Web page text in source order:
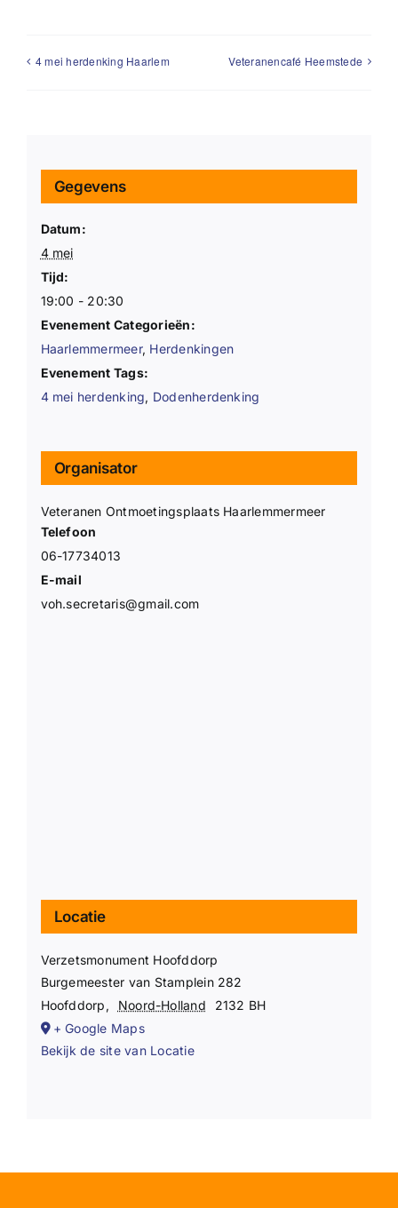
4 mei herdenking Haarlem Veteranencafé Heemstede
Gegevens
Datum:
4 mei
Tijd:
19:00 - 20:30
Evenement Categorieën:
Haarlemmermeer, Herdenkingen
Evenement Tags:
4 mei herdenking, Dodenherdenking
Organisator
Veteranen Ontmoetingsplaats Haarlemmermeer
Telefoon
06-17734013
E-mail
voh.secretaris@gmail.com
Locatie
Verzetsmonument Hoofddorp
Burgemeester van Stamplein 282
Hoofddorp , Noord-Holland
2132 BH
+ Google Maps
Bekijk de site van Locatie